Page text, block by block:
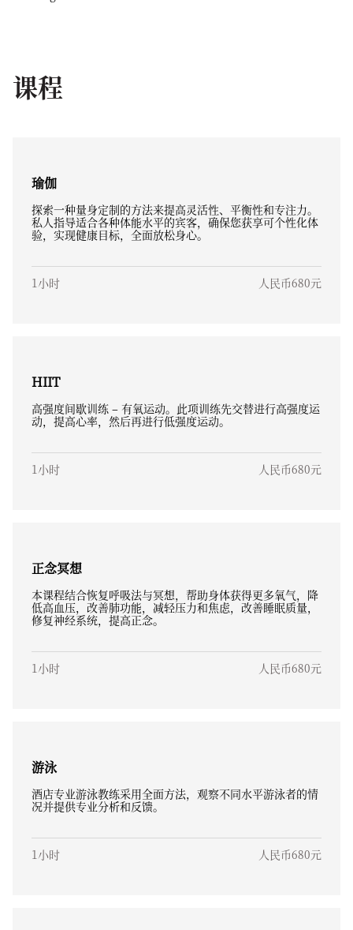
课程
瑜伽
探索一种量身定制的方法来提高灵活性、平衡性和专注力。
私人指导适合各种体能水平的宾客，确保您获享可个性化体
验，实现健康目标，全面放松身心。
1小时 人民币680元
HIIT
高强度间歇训练 – 有氧运动。此项训练先交替进行高强度运
动，提高心率，然后再进行低强度运动。
1小时 人民币680元
正念冥想
本课程结合恢复呼吸法与冥想，帮助身体获得更多氧气，降
低高血压，改善肺功能，减轻压力和焦虑，改善睡眠质量，
修复神经系统，提高正念。
1小时 人民币680元
游泳
酒店专业游泳教练采用全面方法，观察不同水平游泳者的情
况并提供专业分析和反馈。
1小时 人民币680元